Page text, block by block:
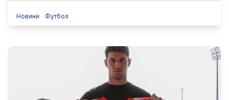
Новини Футбол